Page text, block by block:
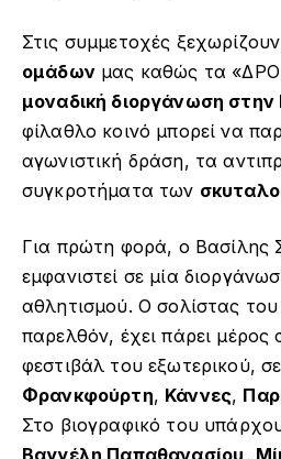
Στις συμμετοχές
ομάδωνμας καθώς τα
μοναδική διοργάνωση
φίλαθλο κοινό μπορεί να
αγωνιστική δράση, τα
συγκροτήματα των
Για πρώτη φορά, ο Βασίλης
εμφανιστεί σε μία
αθλητισμού. Ο σολίστας
παρελθόν, έχει πάρει μέρος
φεστιβάλ του εξωτερικού, σε
Φρανκφούρτη, Κάννες,
Στο βιογραφικό του